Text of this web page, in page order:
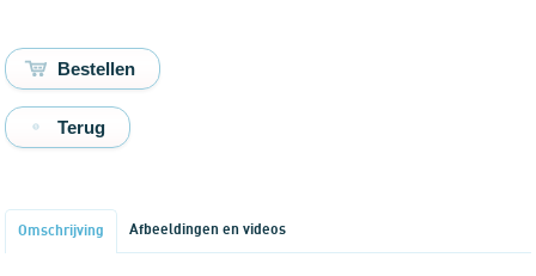
Terug
Omschrijving Afbeeldingen en videos